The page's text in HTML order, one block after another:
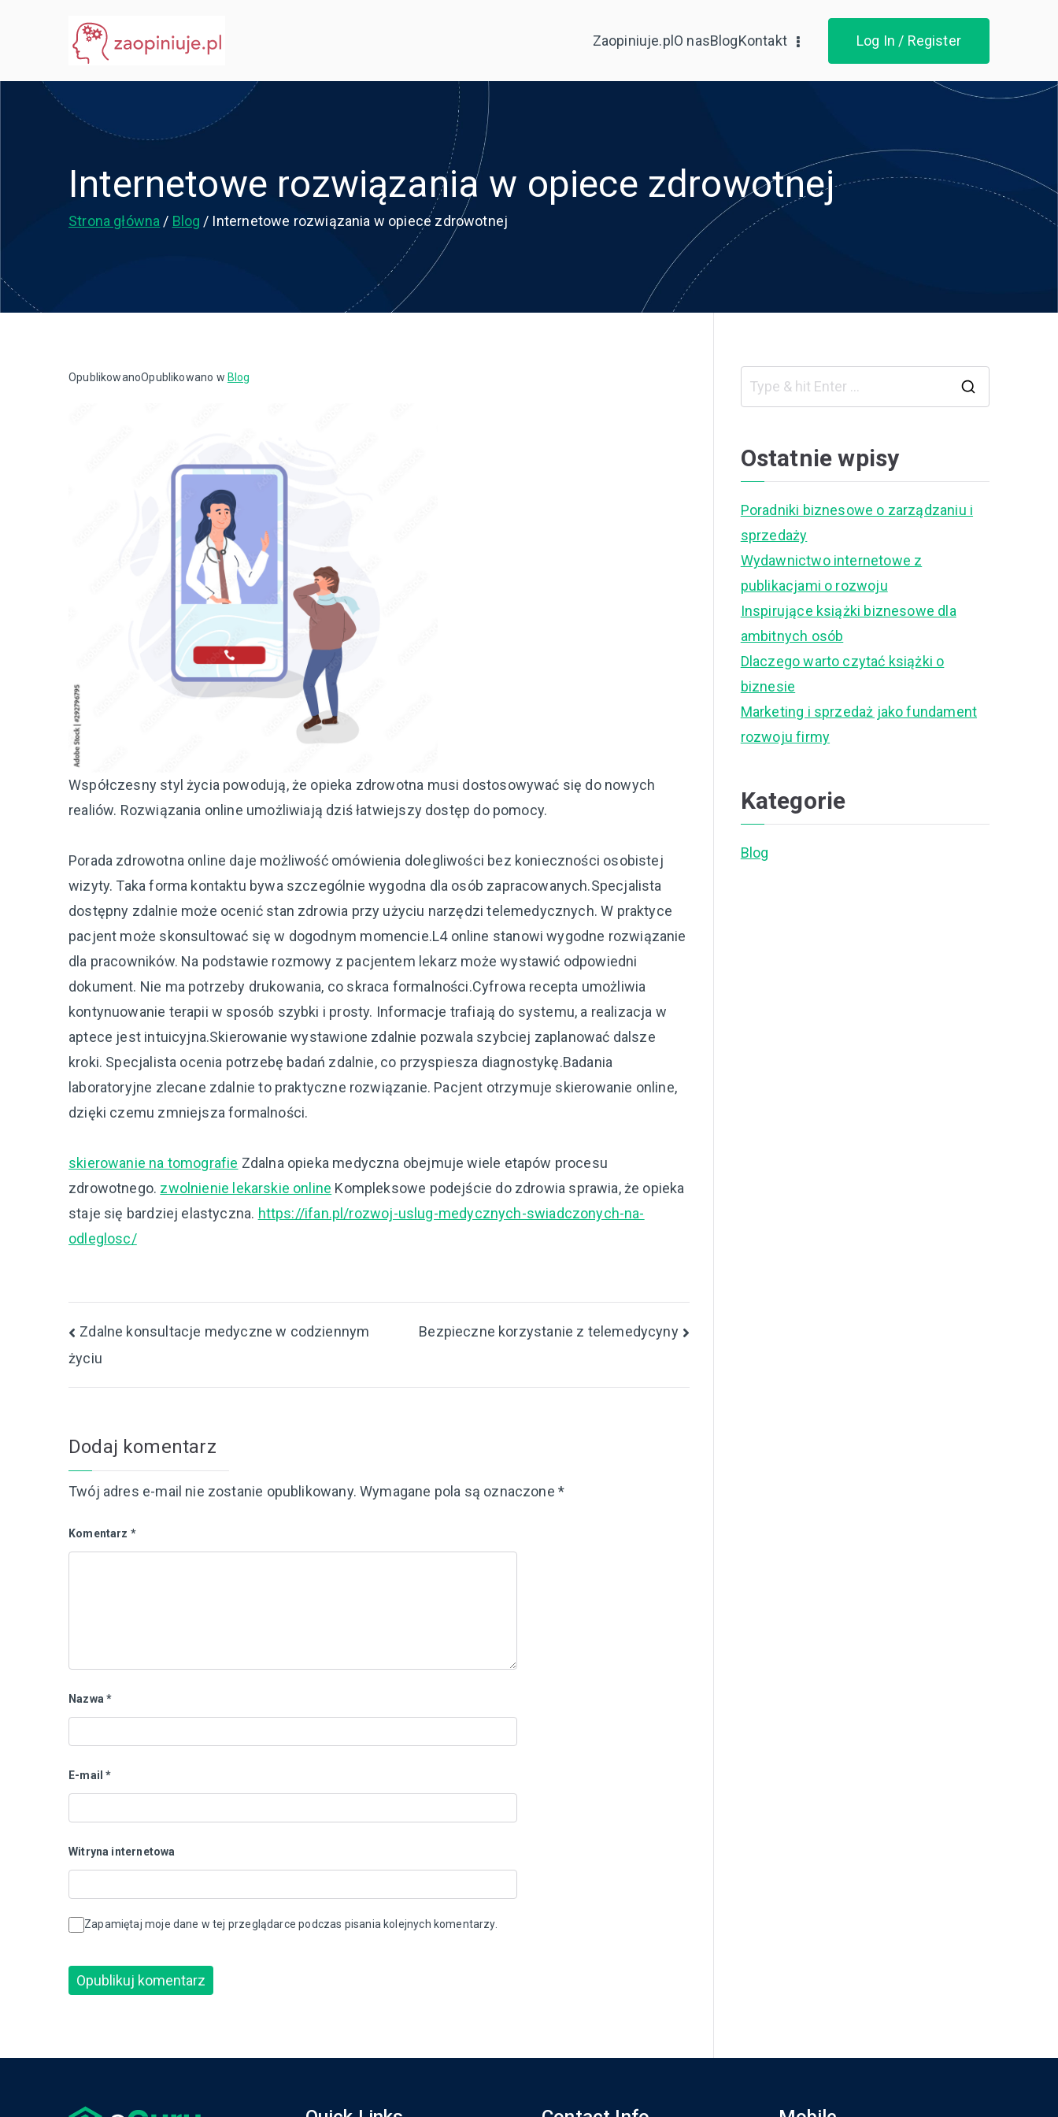
Zaopiniuje.plO nasBlogKontakt Log In / Register
Internetowe rozwiązania w opiece zdrowotnej
Strona główna Blog Internetowe rozwiązania w opiece zdrowotnej
OpublikowanoOpublikowano w Blog
Współczesny styl życia powodują, że opieka zdrowotna musi dostosowywać się do nowych
realiów. Rozwiązania online umożliwiają dziś łatwiejszy dostęp do pomocy.
Porada zdrowotna online daje możliwość omówienia dolegliwości bez konieczności osobistej
wizyty. Taka forma kontaktu bywa szczególnie wygodna dla osób zapracowanych.Specjalista
dostępny zdalnie może ocenić stan zdrowia przy użyciu narzędzi telemedycznych. W praktyce
pacjent może skonsultować się w dogodnym momencie.L4 online stanowi wygodne rozwiązanie
dla pracowników. Na podstawie rozmowy z pacjentem lekarz może wystawić odpowiedni
dokument. Nie ma potrzeby drukowania, co skraca formalności.Cyfrowa recepta umożliwia
kontynuowanie terapii w sposób szybki i prosty. Informacje trafiają do systemu, a realizacja w
aptece jest intuicyjna.Skierowanie wystawione zdalnie pozwala szybciej zaplanować dalsze
kroki. Specjalista ocenia potrzebę badań zdalnie, co przyspiesza diagnostykę.Badania
laboratoryjne zlecane zdalnie to praktyczne rozwiązanie. Pacjent otrzymuje skierowanie online,
dzięki czemu zmniejsza formalności.
skierowanie na tomografie Zdalna opieka medyczna obejmuje wiele etapów procesu
zdrowotnego. zwolnienie lekarskie online Kompleksowe podejście do zdrowia sprawia, że opieka
staje się bardziej elastyczna. https://ifan.pl/rozwoj-uslug-medycznych-swiadczonych-na-
odleglosc/
Nawigacja
wpisu
Zdalne konsultacje medyczne w codziennym
życiu
Bezpieczne korzystanie z telemedycyny
Dodaj komentarz
Twój adres e-mail nie zostanie opublikowany. Wymagane pola są oznaczone *
Komentarz *
Nazwa*
E-mail*
Witryna internetowa
Zapamiętaj moje dane w tej przeglądarce podczas pisania kolejnych komentarzy.
Ostatnie wpisy
Poradniki biznesowe o zarządzaniu i
sprzedaży
Wydawnictwo internetowe z
publikacjami o rozwoju
Inspirujące książki biznesowe dla
ambitnych osób
Dlaczego warto czytać książki o
biznesie
Marketing i sprzedaż jako fundament
rozwoju firmy
Kategorie
Blog